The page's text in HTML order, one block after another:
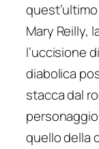
Mary Reilly,
l’uccisione
diabolica
stacca dal
quello della